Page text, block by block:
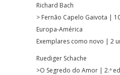
Richard Bach
> Fernão Capelo Gaivota |
Europa-América
Exemplares como novo | 2
Ruediger Schache
>O Segredo do Amor | 2.ª